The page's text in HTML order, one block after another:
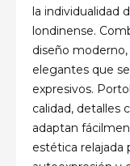
la individualidad
londinense.
diseño
elegantes que
expresivos.
calidad, detalles
adaptan
estética relajada